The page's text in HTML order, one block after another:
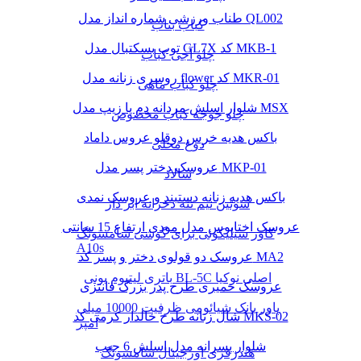
کباب بناب
چلو آجی کباب
چلو کباب ماهی
چلو جوجه کباب مخصوص
دوغ محلی
سالاد
سوتین نیم تنه دخرانه ابر دار
کاور سیلیکونی برای گوشی سامسونگ
A10s
باتری لیتیوم یونی BL-5C اصلی نوکیا
پاور بانک شیائومی ظرفیت 10000 میلی
آمپر
هندزفری اورجینال سامسونگ
طناب ورزشی شماره انداز مدل QL002
توپ بسکتبال مدل GL7X کد MKB-1
روسری زنانه مدل flower کد MKR-01
شلوار اسلش مردانه دم پا زیپ مدل MSX
باکس هدیه خرس دوقلو عروس داماد
عروسک دختر پسر مدل MKP-01
باکس هدیه زنانه دستبند و عروسک نمدی
عروسک اختاپوس مدل مودی ارتفاع 15 سانتی
عروسک دو قولوی دختر و پسر کد MA2
عروسک خمیری طرح پدر بزرگ فانتزی
شال زنانه طرح خالدار کرمی کد MKS-02
شلوار پسرانه مدل اسلش 6 جیب